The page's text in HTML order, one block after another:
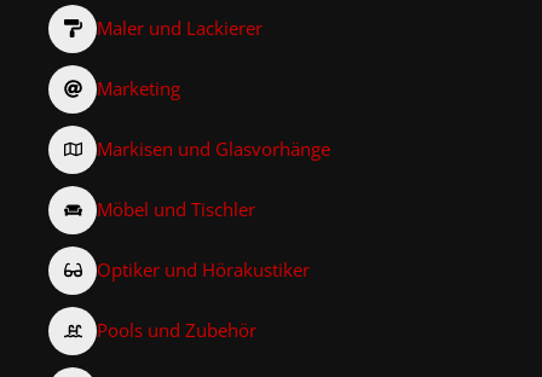
Maler und Lackierer
Marketing
Markisen und Glasvorhänge
Möbel und Tischler
Optiker und Hörakustiker
Pools und Zubehör